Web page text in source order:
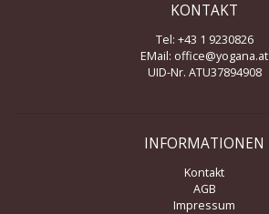
KONTAKT
Tel: +43 1 9230826
EMail: office@yogana.at
UID-Nr. ATU37894908
INFORMATIONEN
Kontakt
AGB
Impressum